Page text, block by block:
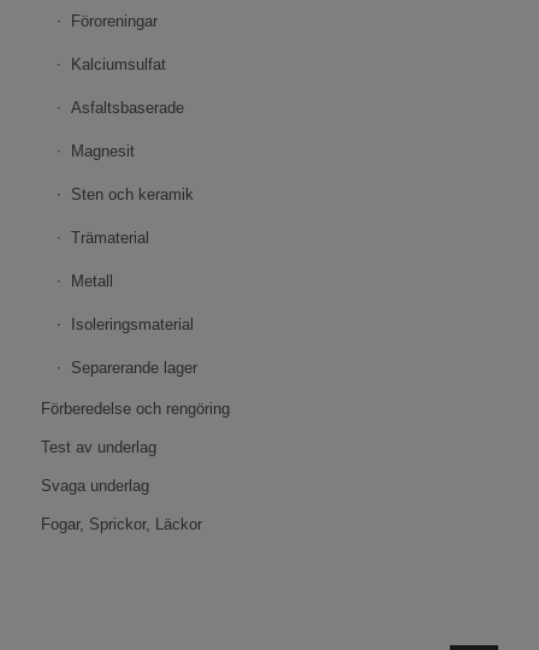
Föroreningar
Kalciumsulfat
Asfaltsbaserade
Magnesit
Sten och keramik
Trämaterial
Metall
Isoleringsmaterial
Separerande lager
Förberedelse och rengöring
Test av underlag
Svaga underlag
Fogar, Sprickor, Läckor